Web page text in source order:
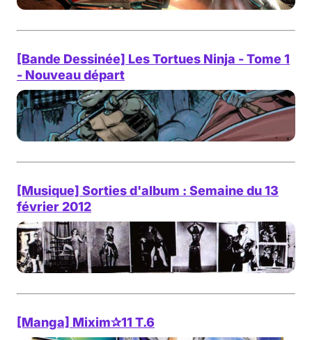
[Bande Dessinée] Les Tortues Ninja - Tome 1
- Nouveau départ
[Musique] Sorties d'album : Semaine du 13
février 2012
[Manga] Mixim✰11 T.6